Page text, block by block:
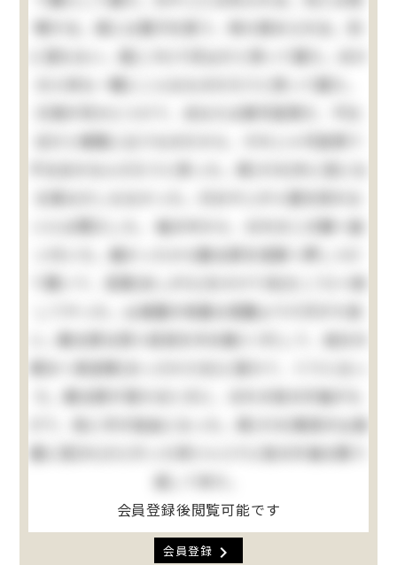
嘩する。清には菓子を貰う、時々賞められる。別
に望もない。是(これ)で沢山だと思って居た。ほか
の小供も一概にこんなものだろうと思って居た。
只清が何かにつけて、あなたは御可哀想だ、不仕
合だと無暗に云うものだから、それじゃ可哀想で
る事は少しもなかった。只おやじが小遣を呉れな
いには閉口した。 袖の中から、おれの二の腕へ食
い付いた。痛かったから勘太郎を垣根へ押しつけ
て置いて、足搦(あしがら)をかけて向(むこう)へ倒
してやった。山城屋の地面は菜園より六尺がた低
い。勘太郎は四つ目垣を半分崩(くず)して、自分の
領分へ真逆様(まっさかさま)に落ちて、ぐうと云っ
た。勘太郎が落ちるときに、おれの袷の片袖がも
げて、急に手が自由になった。其(その)晩母が山城
屋に詫(わ)びに行った序(つい)でに袷の片袖も取り
返して来た。
会員登録後閲覧可能です
会員登録 chevron_right